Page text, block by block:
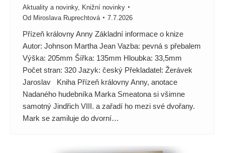
Aktuality a novinky, Knižní novinky
Od Miroslava Ruprechtová 7.7.2026
Přízeň královny Anny Základní informace o knize
Autor: Johnson Martha Jean Vazba: pevná s přebalem
Výška: 205mm Šířka: 135mm Hloubka: 33,5mm
Počet stran: 320 Jazyk: český Překladatel: Žerávek
Jaroslav Kniha Přízeň královny Anny, anotace
Nadaného hudebníka Marka Smeatona si všimne
samotný Jindřich VIII. a zařadí ho mezi své dvořany.
Mark se zamiluje do dvorní…